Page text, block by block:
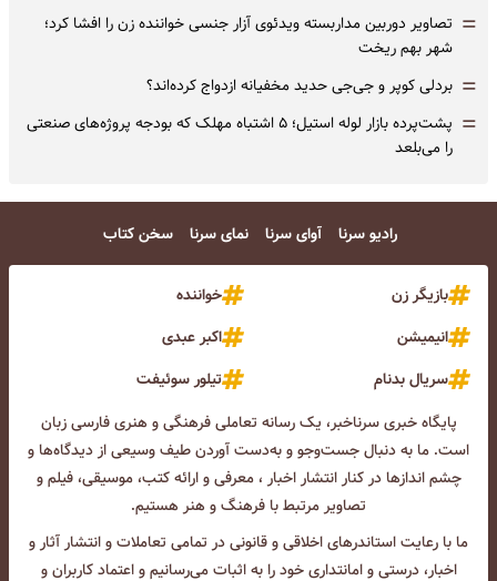
= تصاویر دوربین مداربسته ویدئوی آزار جنسی خواننده زن را افشا کرد؛
شهر بهم ریخت
= بردلی کوپر و جی‌جی حدید مخفیانه ازدواج کرده‌اند؟
=
پشت‌پرده بازار لوله استیل؛ ۵ اشتباه مهلک که بودجه پروژه‌های صنعتی
را می‌بلعد
رادیو سرنا آوای سرنا نمای سرنا سخن کتاب
بازیگر زن
خواننده
انیمیشن
اکبر عبدی
سریال بدنام
تیلور سوئیفت
پایگاه خبری سرناخبر، یک رسانه تعاملی فرهنگی و هنری فارسی زبان
است. ما به دنبال جست‌و‌جو و به‌دست آوردن طیف وسیعی از دیدگاه‌ها و
چشم انداز‌ها در کنار انتشار اخبار ، معرفی و ارائه کتب، موسیقی، فیلم و
تصاویر مرتبط با فرهنگ و هنر هستیم.
ما با رعایت استاندرهای اخلاقی و قانونی در تمامی تعاملات و انتشار آثار و
اخبار، درستی و امانتداری خود را به اثبات می‌رسانیم و اعتماد کاربران و